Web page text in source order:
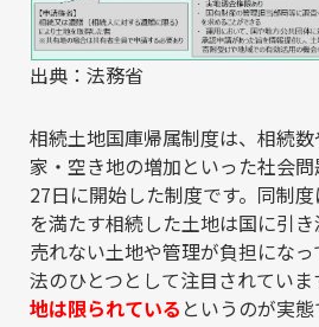
出典：法務省
相続土地国庫帰属制度は、相続
家・空き地の増加といった社会
27日に開始した制度です。同制
を満たす相続した土地は国に引き
売れない土地や管理が負担にな
法のひとつとして注目されていま
地は限られている というのが実態